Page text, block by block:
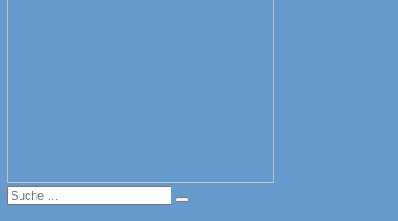
Suche
nach:
Suche